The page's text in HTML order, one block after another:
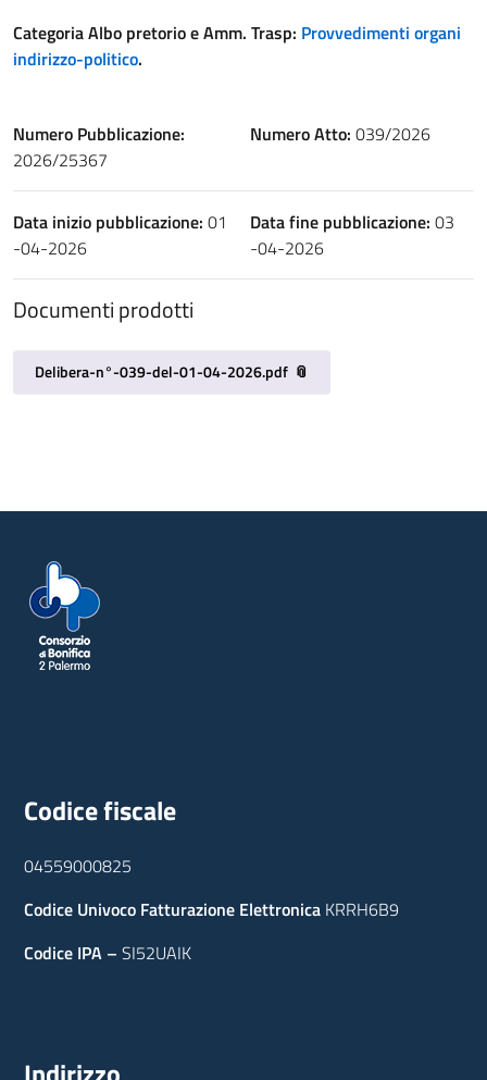
Categoria Albo pretorio e Amm. Trasp: Provvedimenti organi
indirizzo-politico.
Numero Pubblicazione:
2026/25367
Numero Atto: 039/2026
Data inizio pubblicazione: 01
-04-2026
Data fine pubblicazione: 03
-04-2026
Documenti prodotti
Delibera-n°-039-del-01-04-2026.pdf
Codice fiscale
04559000825
Codice Univoco Fatturazione Elettronica KRRH6B9
Codice IPA – SI52UAIK